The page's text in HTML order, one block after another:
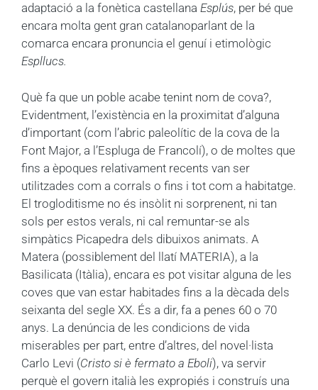
adaptació a la fonètica castellana Esplús, per bé que
encara molta gent gran catalanoparlant de la
comarca encara pronuncia el genuí i etimològic
Espllucs.
Què fa que un poble acabe tenint nom de cova?,
Evidentment, l’existència en la proximitat d’alguna
d’important (com l’abric paleolític de la cova de la
Font Major, a l’Espluga de Francolí), o de moltes que
fins a èpoques relativament recents van ser
utilitzades com a corrals o fins i tot com a habitatge.
El trogloditisme no és insòlit ni sorprenent, ni tan
sols per estos verals, ni cal remuntar-se als
simpàtics Picapedra dels dibuixos animats. A
Matera (possiblement del llatí MATERIA), a la
Basilicata (Itàlia), encara es pot visitar alguna de les
coves que van estar habitades fins a la dècada dels
seixanta del segle XX. És a dir, fa a penes 60 o 70
anys. La denúncia de les condicions de vida
miserables per part, entre d’altres, del novel·lista
Carlo Levi (Cristo si è fermato a Eboli), va servir
perquè el govern italià les expropiés i construís una